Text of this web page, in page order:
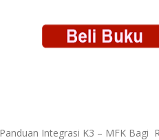
Panduan Integrasi K3 – MFK Bagi